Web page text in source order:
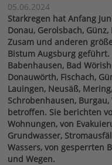
05.06.2024
Starkregen hat Anfang
Donau, Gerolsbach,
Zusam und anderen
Bistum Augsburg
Babenhausen, Bad
Donauwörth, Fischach,
Lauingen, Neusäß,
Schrobenhausen,
betroffen. Sie berichten
Wohnungen, von
Grundwasser,
Wassers, von gesperrten
und Wegen.